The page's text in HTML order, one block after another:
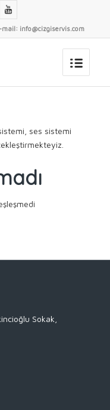
info@cizgiservis.com
ses sistemi
Sokak,